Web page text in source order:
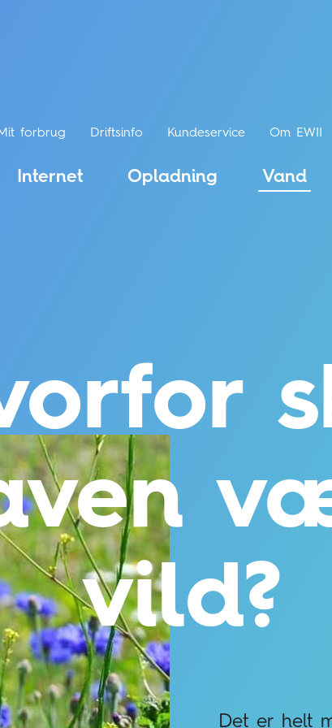
forbrug Driftsinfo Kundeservice Om EWII
Internet Opladning Vand
vild?
Det er helt